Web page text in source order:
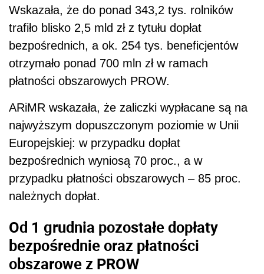
Wskazała, że do ponad 343,2 tys. rolników
trafiło blisko 2,5 mld zł z tytułu dopłat
bezpośrednich, a ok. 254 tys. beneficjentów
otrzymało ponad 700 mln zł w ramach
płatności obszarowych PROW.
ARiMR wskazała, że zaliczki wypłacane są na
najwyższym dopuszczonym poziomie w Unii
Europejskiej: w przypadku dopłat
bezpośrednich wyniosą 70 proc., a w
przypadku płatności obszarowych – 85 proc.
należnych dopłat.
Od 1 grudnia pozostałe dopłaty
bezpośrednie oraz płatności
obszarowe z PROW